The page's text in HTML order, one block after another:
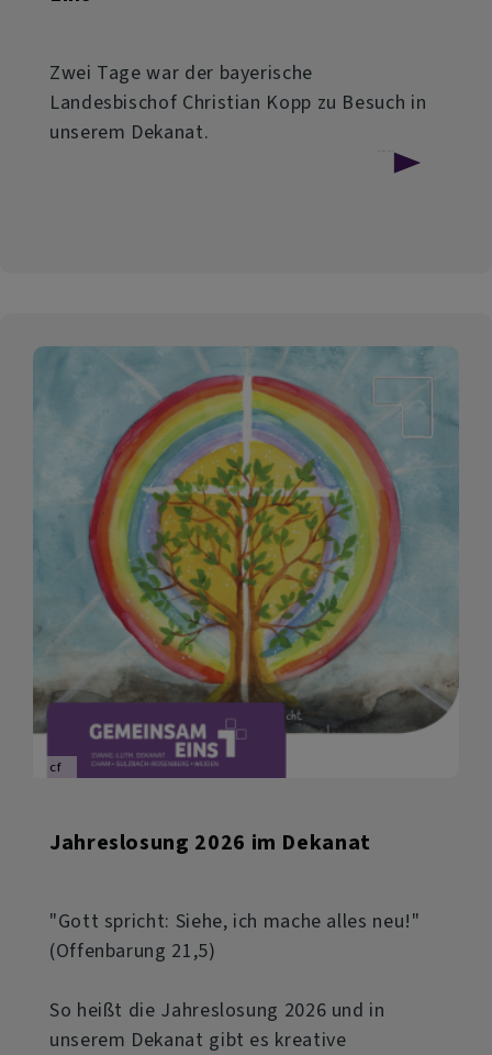
Zwei Tage war der bayerische
Landesbischof Christian Kopp zu Besuch in
unserem Dekanat.
cf
Jahreslosung 2026 im Dekanat
"Gott spricht: Siehe, ich mache alles neu!"
(Offenbarung 21,5)
So heißt die Jahreslosung 2026 und in
unserem Dekanat gibt es kreative